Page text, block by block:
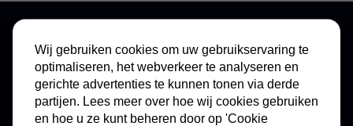
Kools & Ravenhorst - de full service
specialist voor kluizen en brandkasten
Wij gebruiken cookies om uw gebruikservaring te
optimaliseren, het webverkeer te analyseren en
gerichte advertenties te kunnen tonen via derde
partijen. Lees meer over hoe wij cookies gebruiken
en hoe u ze kunt beheren door op 'Cookie